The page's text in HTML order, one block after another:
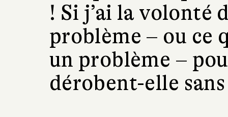
! Si j’ai la volonté
problème – ou ce
un problème –
dérobent-elle sans